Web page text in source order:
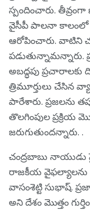
స్పందించారు.
వైసీపీ పాల‌నా కాలంలో
ఆరోపించారు. వాటిని
ప‌డుతున్నామ‌న్నారు.
అబద్ధపు ప్రచారాలకు
త్రిమూర్తులు చేసిన
పారేశారు. ప్రజలను
తొలగింపుల ప్రక్రియ
జరుగుతుంద‌న్నారు. .
చంద్రబాబు
రాజకీయ వైఫల్యాలను
వాసంశెట్టి సుభాష్.
అని దేశం మొత్తం